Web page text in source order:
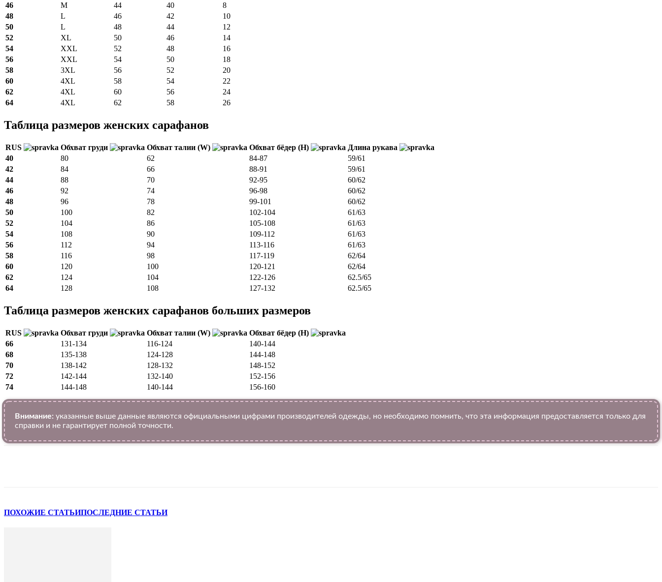
46
M 44 40
8
48
L 46 42
10
50
L 48 44
12
52
XL 50 46
14
54
XXL 52 48
16
56
XXL 54 50
18
58
3XL 56 52
20
60
4XL 58 54
22
62
4XL 60 56
24
64
4XL 62 58 26
Таблица размеров женских сарафанов
RUS Обхват груди Обхват талии (W) Обхват бёдер (H)
Длина рукава
40
80 62 84-87
59/61
42
84 66 88-91
59/61
44
88 70 92-95
60/62
46
92 74 96-98
60/62
48
96 78 99-101
60/62
50
100 82 102-104
61/63
52
104 86 105-108
61/63
54
108 90 109-112
61/63
56
112 94 113-116
61/63
58
116 98 117-119
62/64
60
120 100 120-121
62/64
62
124 104 122-126
62.5/65
64
128 108 127-132 62.5/65
Таблица размеров женских сарафанов больших размеров
RUS Обхват груди Обхват талии (W)
Обхват бёдер (H)
66
131-134 116-124
140-144
68
135-138 124-128
144-148
70
138-142 128-132
148-152
72
142-144 132-140
152-156
74
144-148 140-144 156-160
Внимание: указанные выше данные являются официальными цифрами производителей одежды, но необходимо помнить, что эта информация предоставляется только для
справки и не гарантирует полной точности.
ПОХОЖИЕ СТАТЬИПОСЛЕДНИЕ СТАТЬИ